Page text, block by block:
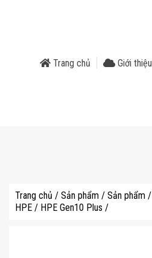
Trang chủ Giới thiệu
Trang chủ / Sản phẩm / Sản phẩm /
HPE / HPE Gen10 Plus /